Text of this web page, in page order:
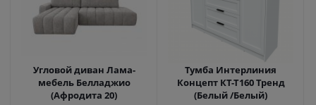
Угловой диван Лама-
мебель Белладжио
(Афродита 20)
Тумба Интерлиния
Концепт КТ-Т160 Тренд
(Белый /Белый)